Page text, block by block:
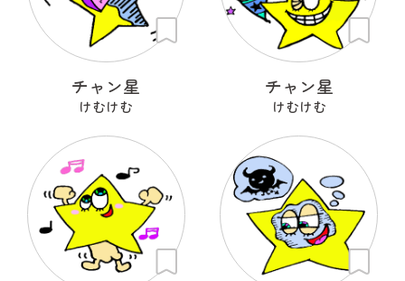
チャン星
けむけむ
チャン星
けむけむ